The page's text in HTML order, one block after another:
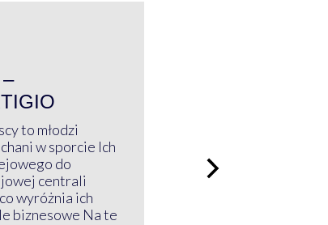
to młodzi
w sporcie Ich
do
centrali
wyróżnia ich
biznesowe Na te